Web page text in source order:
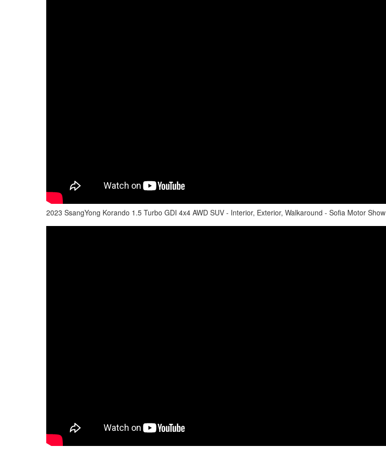
2023 SsangYong Korando 1.5 Turbo GDI 4x4 AWD SUV - Interior, Exterior, Walkaround - Sofia Motor Show